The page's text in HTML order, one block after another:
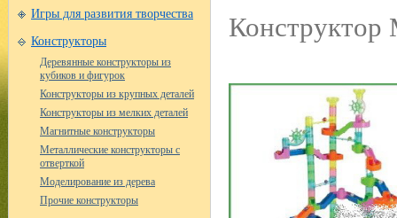
Игры для развития творчества
Конструкторы
Деревянные конструкторы из
кубиков и фигурок
Конструкторы из крупных деталей
Конструкторы из мелких деталей
Магнитные конструкторы
Металлические конструкторы с
отверткой
Моделирование из дерева
Прочие конструкторы